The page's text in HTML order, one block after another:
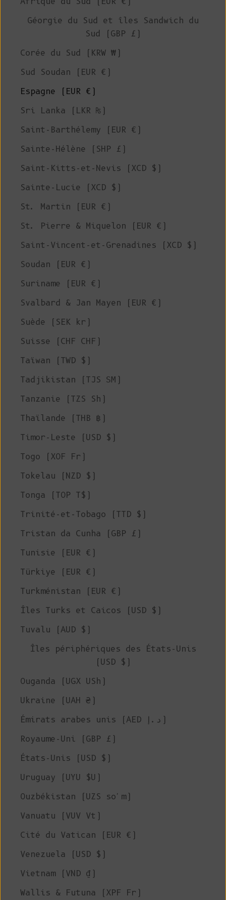
Géorgie du Sud et îles Sandwich du
Sud (GBP £)
Corée du Sud (KRW ₩)
Sud Soudan (EUR €)
Espagne (EUR €)
Sri Lanka (LKR ₨)
Saint-Barthélemy (EUR €)
Sainte-Hélène (SHP £)
Saint-Kitts-et-Nevis (XCD $)
Sainte-Lucie (XCD $)
St. Martin (EUR €)
St. Pierre & Miquelon (EUR €)
Saint-Vincent-et-Grenadines (XCD $)
Soudan (EUR €)
Suriname (EUR €)
Svalbard & Jan Mayen (EUR €)
Suède (SEK kr)
Suisse (CHF CHF)
Taïwan (TWD $)
Tadjikistan (TJS ЅМ)
Tanzanie (TZS Sh)
Thaïlande (THB ฿)
Timor-Leste (USD $)
Togo (XOF Fr)
Tokelau (NZD $)
Tonga (TOP T$)
Trinité-et-Tobago (TTD $)
Tristan da Cunha (GBP £)
Tunisie (EUR €)
Türkiye (EUR €)
Turkménistan (EUR €)
Îles Turks et Caicos (USD $)
Tuvalu (AUD $)
Îles périphériques des États-Unis
(USD $)
Ouganda (UGX USh)
Ukraine (UAH ₴)
Émirats arabes unis (AED د.إ)
Royaume-Uni (GBP £)
États-Unis (USD $)
Uruguay (UYU $U)
Ouzbékistan (UZS so'm)
Vanuatu (VUV Vt)
Cité du Vatican (EUR €)
Venezuela (USD $)
Vietnam (VND ₫)
Wallis & Futuna (XPF Fr)